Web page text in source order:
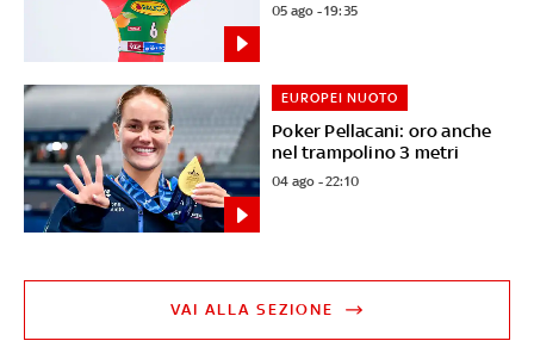
05 ago - 19:35
Poker Pellacani: oro anche
nel trampolino 3 metri
EUROPEI NUOTO
04 ago - 22:10
VAI ALLA SEZIONE